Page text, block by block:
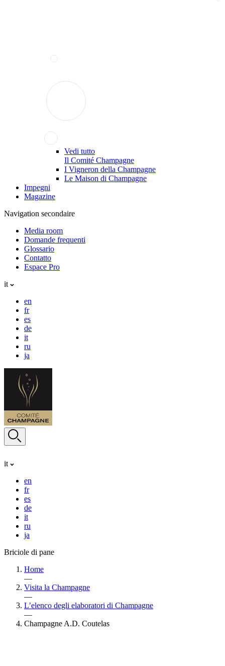
Vedi tutto
Il Comité Champagne
I Vigneron della Champagne
Le Maison di Champagne
Impegni
Magazine
Navigation secondaire
Media room
Domande frequenti
Glossario
Contatto
Espace Pro
it
en
fr
es
de
it
ru
ja
it
en
fr
es
de
it
ru
ja
Briciole di pane
Home
—
Visita la Champagne
—
L’elenco degli elaboratori di Champagne
—
Champagne A.D. Coutelas